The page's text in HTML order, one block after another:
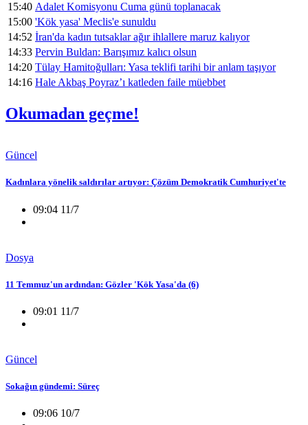
15:40 Adalet Komisyonu Cuma günü toplanacak
15:00 'Kök yasa' Meclis'e sunuldu
14:52 İran'da kadın tutsaklar ağır ihlallere maruz kalıyor
14:33 Pervin Buldan: Barışımız kalıcı olsun
14:20 Tülay Hamitoğulları: Yasa teklifi tarihi bir anlam taşıyor
14:16 Hale Akbaş Poyraz’ı katleden faile müebbet
Okumadan geçme!
Güncel
Kadınlara yönelik saldırılar artıyor: Çözüm Demokratik Cumhuriyet'te
09:04 11/7
Dosya
11 Temmuz'un ardından: Gözler 'Kök Yasa'da (6)
09:01 11/7
Güncel
Sokağın gündemi: Süreç
09:06 10/7